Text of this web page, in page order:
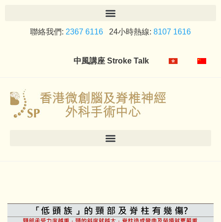
聯絡我們: 2367 6116 24小時熱線: 8107 1616
中風講座 Stroke Talk